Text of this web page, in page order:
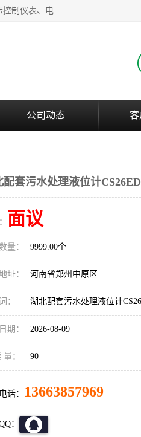
河南新瑞普测控技术有限公司主营：压力变送器、液位变送器、差压变送器、雷达料位计、电容物位计、温度显示控制仪表、电量变送器、流量计、工业自动化系统成套设备。
公司动态 客
配套污水处理液位计
面议
量： 9999.00个
址： 河南省郑州中原区
： 湖北配套污水处理液位计
期： 2026-08-09
： 90
话： 13663857969
：